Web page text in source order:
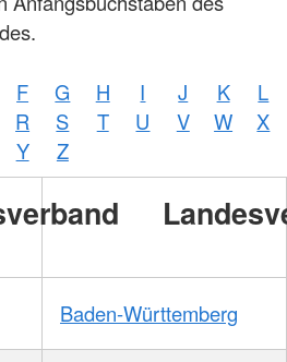
F G H I J K
L
R S T U V W
X
Y
Z
Baden-Württemberg